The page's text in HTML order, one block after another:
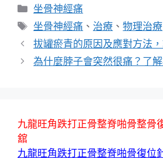
分
類
坐骨神經痛
標
籤
坐骨神經痛 、 治療 、物理治療
拔罐瘀青的原因及應對方法
為什麼脖子會突然很痛？了
九龍旺角跌打正骨整脊啪骨整骨
舘
九龍旺角跌打正骨整脊啪骨復位